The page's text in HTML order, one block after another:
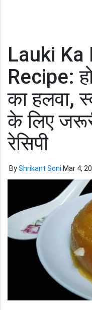
Lauki Ka
Recipe:
का हलवा,
के लिए
रेसिपी
ByShrikant Soni Mar 4,